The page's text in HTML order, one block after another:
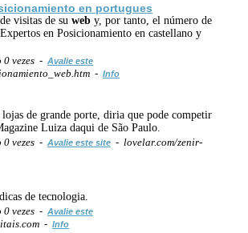
en portugues
visitas de su web y, por tanto, el número de
en Posicionamiento en castellano y
0 vezes - Avalie este
- Info
de grande porte, diria que pode competir
Luiza daqui de São Paulo.
0 vezes - Avalie este site - lovelar.com/zenir-
de tecnologia.
0 vezes - Avalie este
- Info